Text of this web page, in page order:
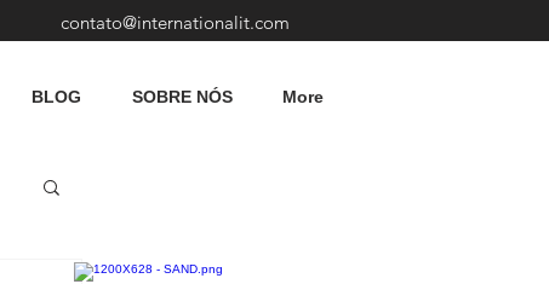
contato@internationalit.com
BLOG SOBRE NÓS More